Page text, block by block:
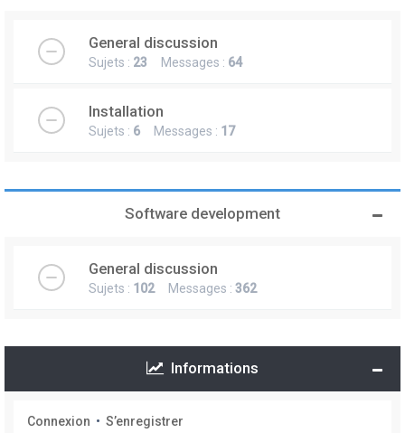
General discussion
Sujets : 23 Messages : 64
Installation
Sujets : 6 Messages : 17
Software development
General discussion
Sujets : 102Messages : 362
Informations
Connexion • S’enregistrer